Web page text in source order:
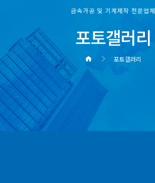
금속가공 및 기계제작 전문업체
포토갤러리
포토갤러리